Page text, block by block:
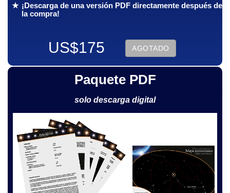
Paquete PDF
solo descarga digital
¡Descarga de una versión PDF directamente después de
la compra!
US$175 AGOTADO